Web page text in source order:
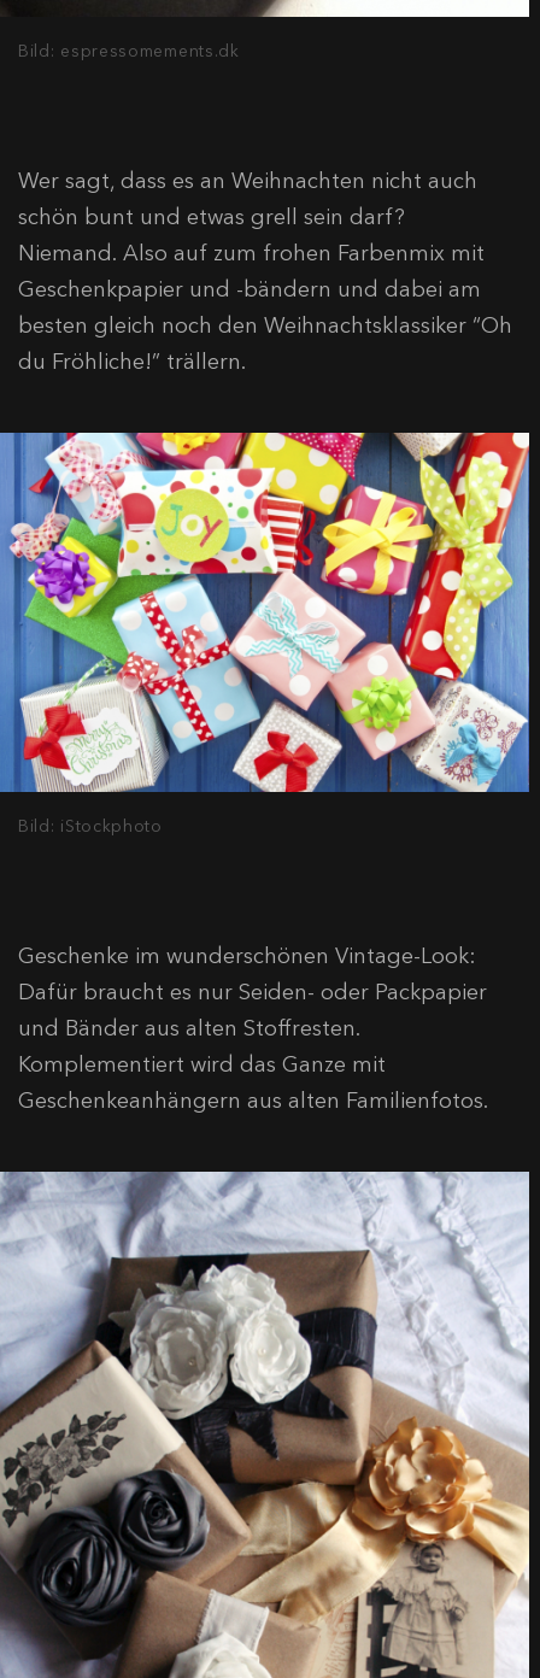
Bild: espressomements.dk
Wer sagt, dass es an Weihnachten nicht auch
schön bunt und etwas grell sein darf?
Niemand. Also auf zum frohen Farbenmix mit
Geschenkpapier und -bändern und dabei am
besten gleich noch den Weihnachtsklassiker “Oh
du Fröhliche!” trällern.
Bild: iStockphoto
Geschenke im wunderschönen Vintage-Look:
Dafür braucht es nur Seiden- oder Packpapier
und Bänder aus alten Stoffresten.
Komplementiert wird das Ganze mit
Geschenkeanhängern aus alten Familienfotos.